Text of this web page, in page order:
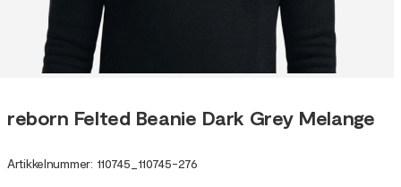
reborn Felted Beanie Dark Grey Melange
Artikkelnummer: 110745 110745-276